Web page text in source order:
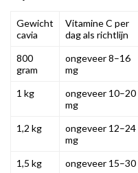
Gewicht
cavia
Vitamine C per
dag als richtlijn
800
gram
ongeveer 8–16
mg
1 kg
ongeveer 10–20
mg
1,2 kg
ongeveer 12–24
mg
1,5 kg
ongeveer 15–30